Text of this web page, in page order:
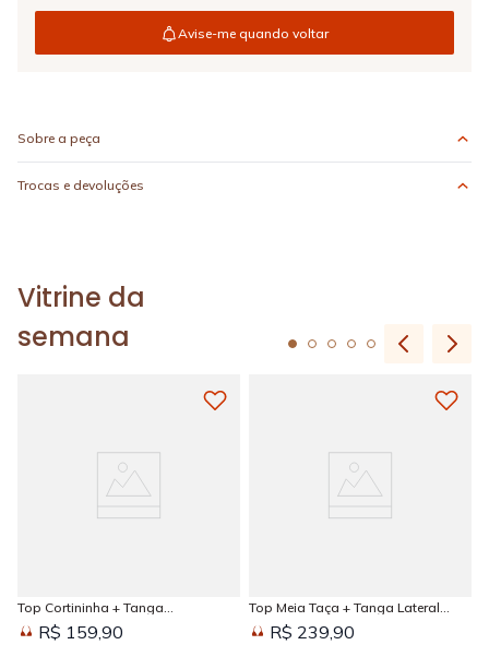
Avise-me quando voltar
Sobre a peça
Trocas e devoluções
Vitrine da
semana
Top Cortininha + Tanga
Amarradinha Estampada Sun
KissedR$ 159,90
Top Meia Taça + Tanga Lateral
Larga Estampada Sun Kissed
R$ 239,90